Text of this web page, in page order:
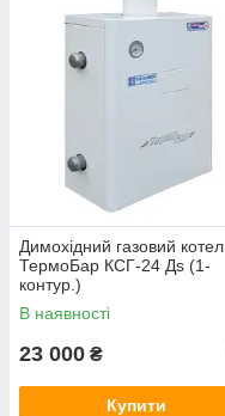
Димохідний газовий котел
ТермоБар КСГ-24 Дѕ (1-
контур.)
В наявності
23 000 ₴
Купити